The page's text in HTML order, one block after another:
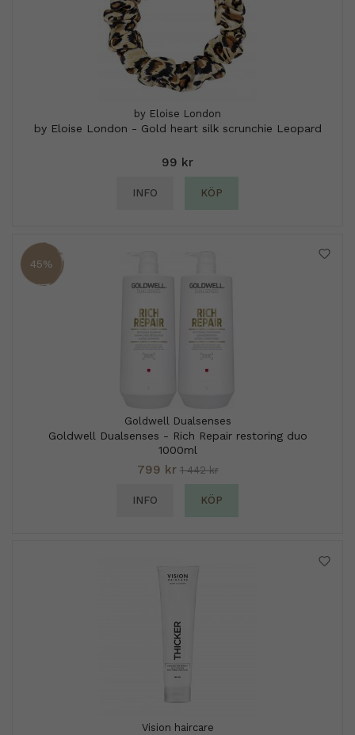
by Eloise London
by Eloise London - Gold heart silk scrunchie Leopard
99 kr
INFO KÖP
45%
Goldwell Dualsenses
Goldwell Dualsenses - Rich Repair restoring duo
1000ml
799 kr 1 442 kr
INFO KÖP
Vision haircare